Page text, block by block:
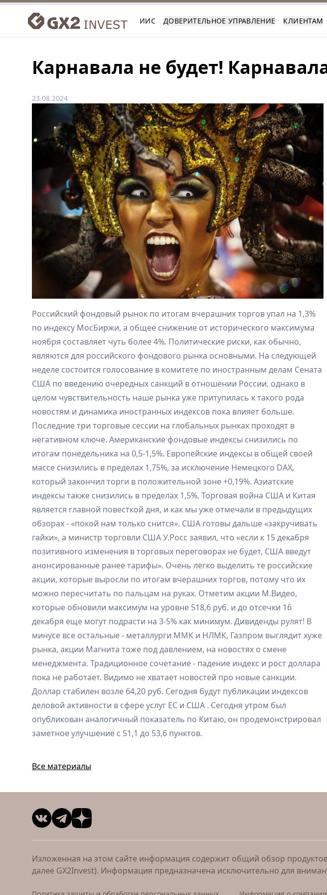
ИИС ДОВЕРИТЕЛЬНОЕ УПРАВЛЕНИЕ КЛИЕНТАМ
Карнавала не будет!
23.08.2024
Российский фондовый рынок по итогам вчерашних торгов упал на 1,3%
по индексу МосБиржи, а общее снижение от исторического максимума
ноября составляет чуть более 4%. Политические риски, как обычно,
являются для российского фондового рынка основными. На следующей
неделе состоится голосование в комитете по иностранным делам Сената
США по введению очередных санкций в отношении России, однако в
целом чувствительность наше рынка уже притупилась к такого рода
новостям и динамика иностранных индексов пока влияет больше.
Последние три торговые сессии на глобальных рынках проходят в
негативном ключе. Американские фондовые индексы снизились по
итогам понедельника на 0,5-1,5%. Европейские индексы в общей своей
массе снизились в пределах 1,75%, за исключение Немецкого DAX,
который закончил торги в положительной зоне +0,19%. Азиатские
индексы также снизились в пределах 1,5%. Торговая война США и Китая
является главной повесткой дня, и как мы уже отмечали в предыдущих
обзорах - «покой нам только снится». США готовы дальше «закручивать
гайки», а министр торговли США У.Росс заявил, что «если к 15 декабря
позитивного изменения в торговых переговорах не будет, США введут
анонсированные ранее тарифы». Очень легко выделить те российские
акции, которые выросли по итогам вчерашних торгов, потому что их
можно пересчитать по пальцам на руках. Отметим акции М.Видео,
которые обновили максимум на уровне 518,6 руб. и до отсечки 16
декабря еще могут подрасти на 3-5% как минимум. Дивиденды рулят! В
минусе все остальные - металлурги ММК и НЛМК, Газпром выглядит хуже
рынка, акции Магнита тоже под давлением, на новостях о смене
менеджмента. Традиционное сочетание - падение индекс и рост доллара
пока не работает. Видимо не хватает новостей про новые санкции.
Доллар стабилен возле 64,20 руб. Сегодня будут публикации индексов
деловой активности в сфере услуг ЕС и США . Сегодня утром был
опубликован аналогичный показатель по Китаю, он продемонстрировал
заметное улучшение с 51,1 до 53,6 пунктов.
Все материалы
Изложенная на этом сайте информация содержит общий обзор
далее GX2Invest). Информация предназначена исключительно для